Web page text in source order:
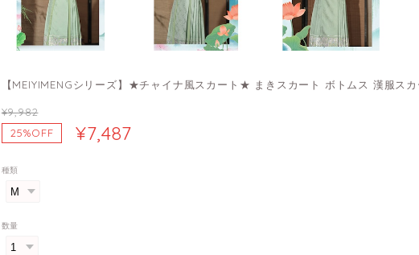
【MEIYIMENGシリーズ】★チャイナ風スカート★ まきスカート ボトムス 漢服ス
¥9,982
25%OFF
¥7,487
種類
数量